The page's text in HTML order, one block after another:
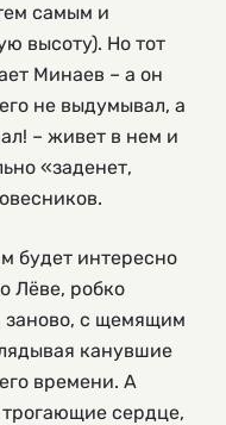
самым и
высоту). Но тот
Минаев – а он
не выдумывал, а
– живет в нем и
«заденет,
будет интересно
Лёве, робко
заново, с щемящим
канувшие
времени. А
сердце,